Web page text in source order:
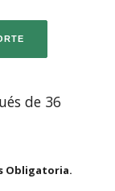
de 36
Obligatoria.